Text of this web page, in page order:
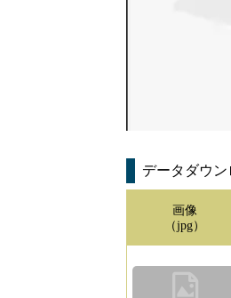
データダウン
画像
（jpg）